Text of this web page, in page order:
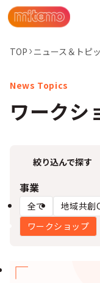
TOP ニュース＆トピ
ワークシ
絞り込んで探す
事業
全て 地域共創
ワークショップ